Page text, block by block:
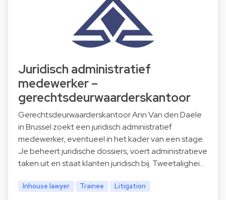
Juridisch administratief
medewerker –
gerechtsdeurwaarderskantoor
Gerechtsdeurwaarderskantoor Ann Van den Daele
in Brussel zoekt een juridisch administratief
medewerker, eventueel in het kader van een stage.
Je beheert juridische dossiers, voert administratieve
taken uit en staat klanten juridisch bij. Tweetalighei…
Inhouse lawyer Trainee Litigation